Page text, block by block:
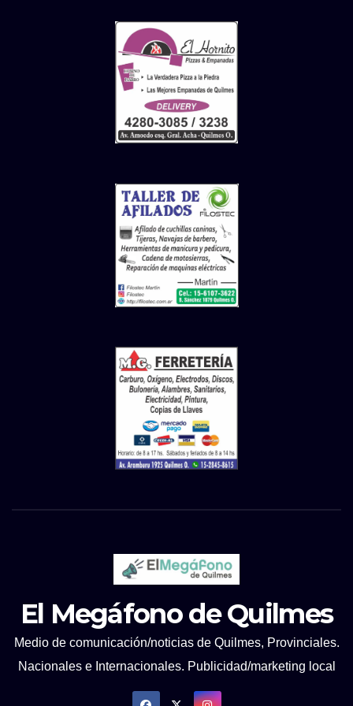
El Megáfono de Quilmes
Medio de comunicación/noticias de Quilmes, Provinciales.
Nacionales e Internacionales. Publicidad/marketing local